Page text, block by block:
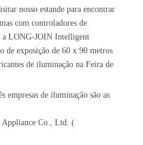
nosso estande para encontrar
com controladores de
a LONG-JOIN Intelligent
de exposição de 60 x 90 metros
de iluminação na Feira de
empresas de iluminação são as
Appliance Co., Ltd. (